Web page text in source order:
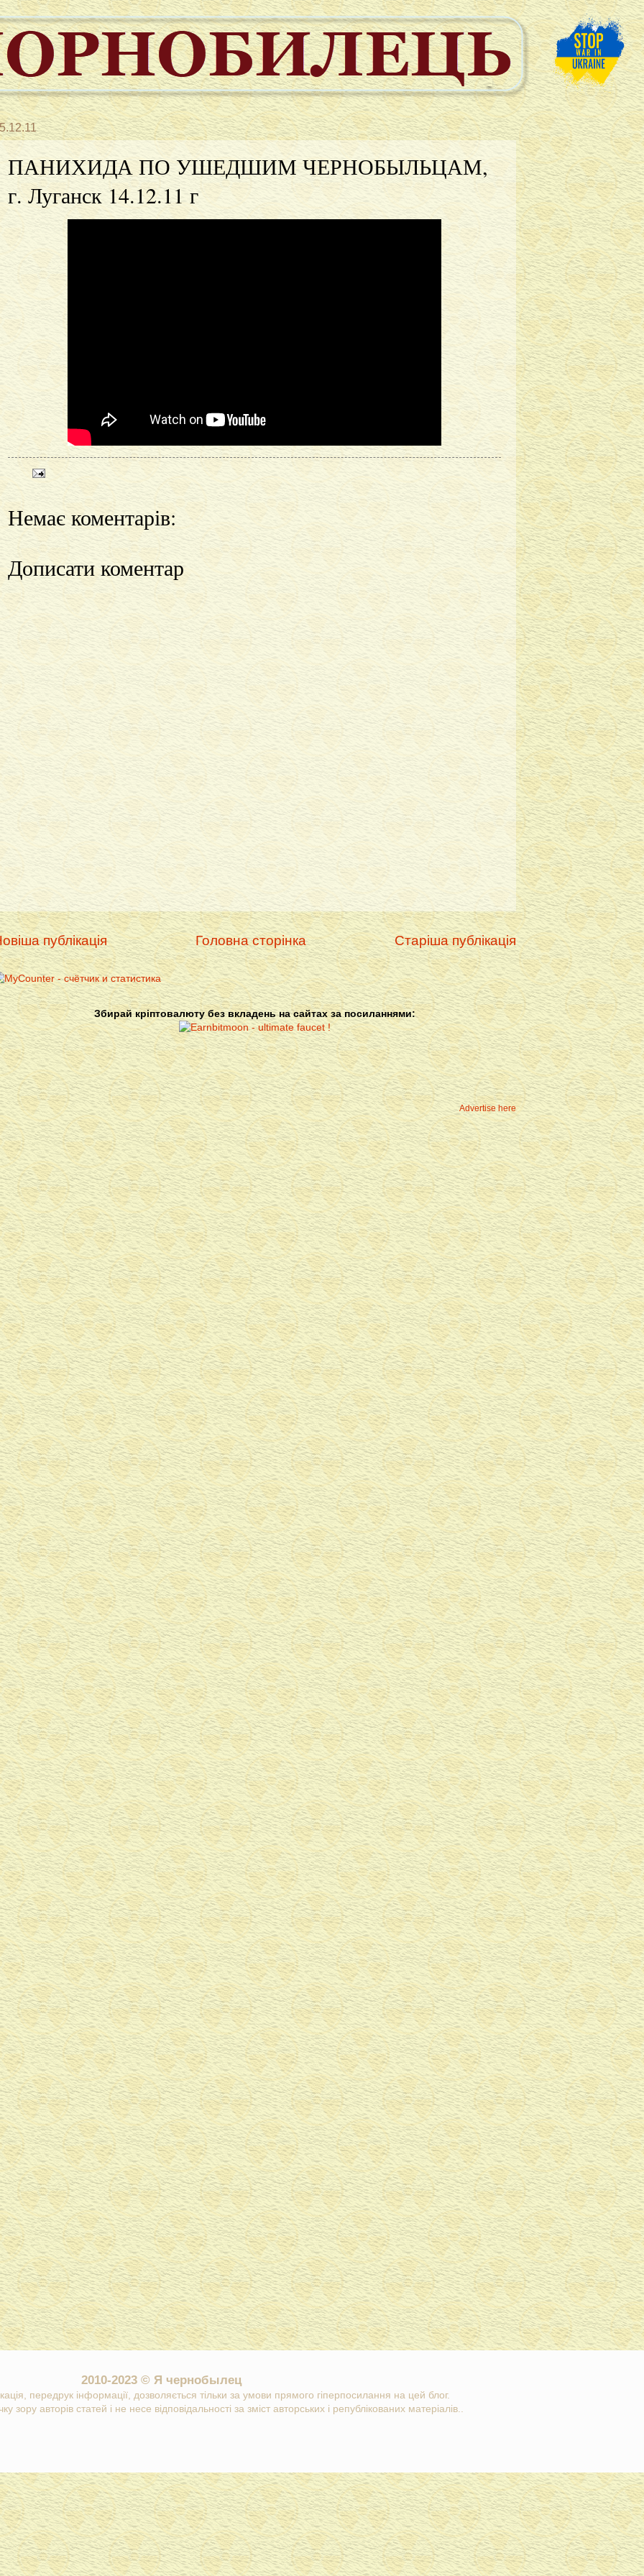
ПАНИХИДА ПО УШЕДШИМ ЧЕРНОБЫЛЬЦАМ,
г. Луганск 14.12.11 г
Немає коментарів:
Дописати коментар
публікація Старіша публікація
Головна сторінка
Збирай кріптовалюту без вкладень на сайтах за посиланнями:
Advertise here
2010-2023 © Я чернобылец
передрук інформації, дозволяється тільки за умови прямого гіперпосилання на цей блог.
зору авторів статей і не несе відповідальності за зміст авторських і републікованих матеріалів..